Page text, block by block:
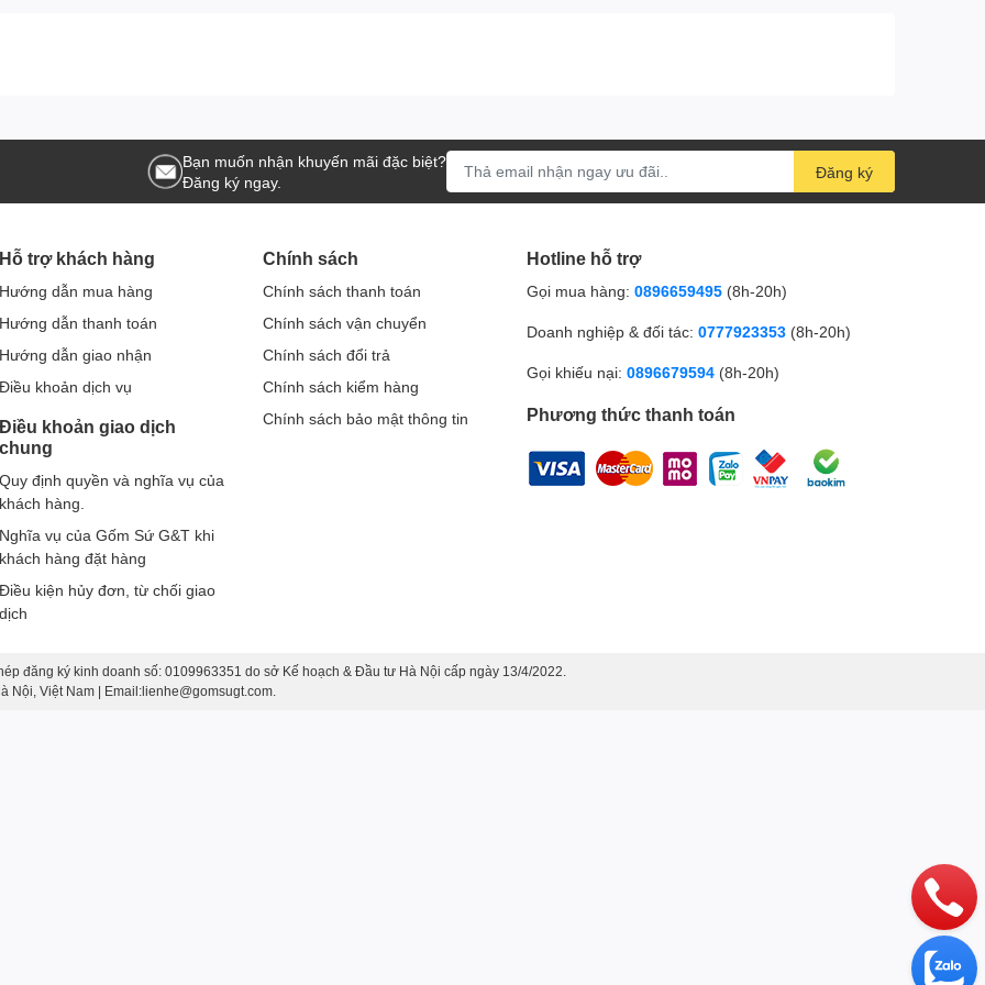
sự tôn trọng với nghệ thuật và văn hóa của đất nước và
cao cấp và sản xuất bởi các nghệ nhân lành nghề. Điều này
tư vào bộ tích trà này là một đầu tư lâu dài, và bạn có thể
phẩm thực dụng mà còn là một tác phẩm nghệ thuật, một
bộ tích trà này không chỉ mang đến trải nghiệm trà tuyệt vời
là một món quà độc đáo và giá trị, đồng thời cũng là một
Bạn muốn nhận khuyến mãi đặc biệt?
Đăng ký ngay.
Đăng ký
Hỗ trợ khách hàng
Hướng dẫn mua hàng
Hướng dẫn thanh toán
Hướng dẫn giao nhận
Điều khoản dịch vụ
Điều khoản giao dịch
chung
Quy định quyền và nghĩa vụ của
khách hàng.
Nghĩa vụ của Gốm Sứ G&T khi
khách hàng đặt hàng
Điều kiện hủy đơn, từ chối giao
dịch
Chính sách
Chính sách thanh toán
Chính sách vận chuyển
Chính sách đổi trả
Chính sách kiểm hàng
Chính sách bảo mật thông tin
Hotline hỗ trợ
Gọi mua hàng: 0896659495 (8h-20h)
Doanh nghiệp & đối tác: 0777923353 (8h-20h)
Gọi khiếu nại: 0896679594 (8h-20h)
Phương thức thanh toán
đăng ký kinh doanh số: 0109963351 do sở Kế hoạch & Đầu tư Hà Nội cấp ngày 13/4/2022.
Nội, Việt Nam | Email:lienhe@gomsugt.com.